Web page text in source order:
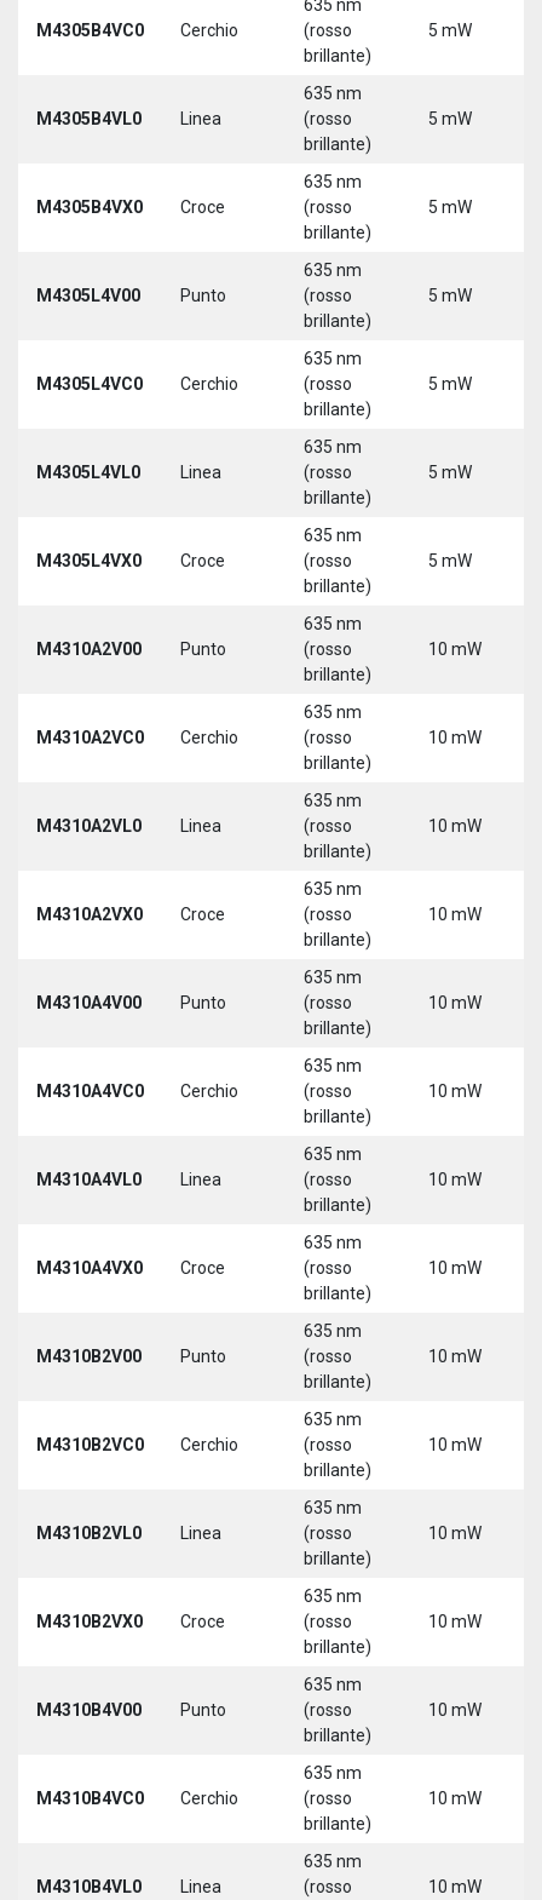
M4305B4VC0 Cerchio
635 nm
(rosso
brillante)
5 mW
M4305B4VL0 Linea
635 nm
(rosso
brillante)
5 mW
M4305B4VX0 Croce
635 nm
(rosso
brillante)
5 mW
M4305L4V00 Punto
635 nm
(rosso
brillante)
5 mW
M4305L4VC0 Cerchio
635 nm
(rosso
brillante)
5 mW
M4305L4VL0 Linea
635 nm
(rosso
brillante)
5 mW
M4305L4VX0 Croce
635 nm
(rosso
brillante)
5 mW
M4310A2V00 Punto
635 nm
(rosso
brillante)
10 mW
M4310A2VC0 Cerchio
635 nm
(rosso
brillante)
10 mW
M4310A2VL0 Linea
635 nm
(rosso
brillante)
10 mW
M4310A2VX0 Croce
635 nm
(rosso
brillante)
10 mW
M4310A4V00 Punto
635 nm
(rosso
brillante)
10 mW
M4310A4VC0 Cerchio
635 nm
(rosso
brillante)
10 mW
M4310A4VL0 Linea
635 nm
(rosso
brillante)
10 mW
M4310A4VX0 Croce
635 nm
(rosso
brillante)
10 mW
M4310B2V00 Punto
635 nm
(rosso
brillante)
10 mW
M4310B2VC0 Cerchio
635 nm
(rosso
brillante)
10 mW
M4310B2VL0 Linea
635 nm
(rosso
brillante)
10 mW
M4310B2VX0 Croce
635 nm
(rosso
brillante)
10 mW
M4310B4V00 Punto
635 nm
(rosso
brillante)
10 mW
M4310B4VC0 Cerchio
635 nm
(rosso
brillante)
10 mW
M4310B4VL0 Linea
635 nm
(rosso
10 mW